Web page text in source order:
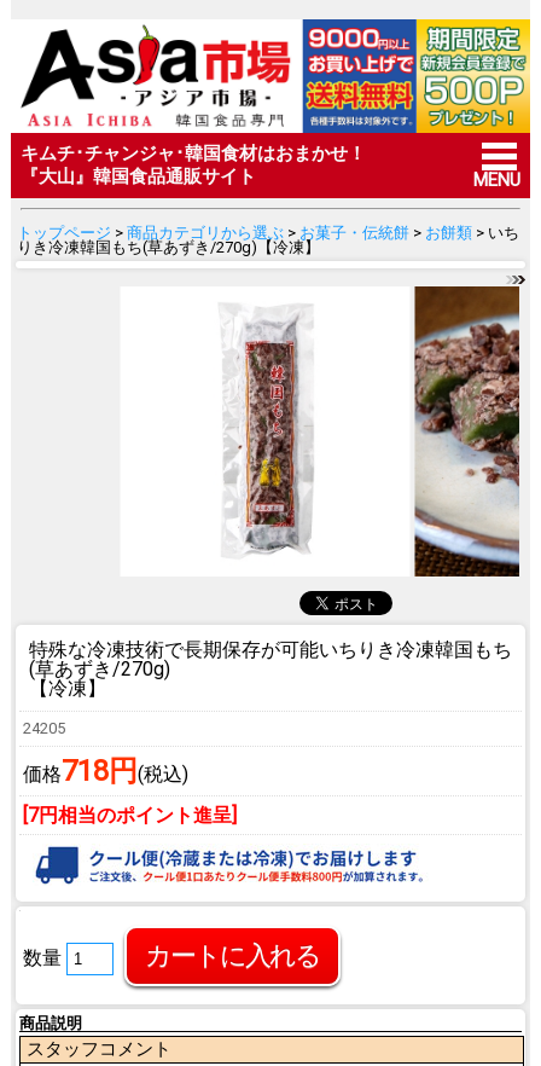
キムチ･チャンジャ･韓国食材はおまかせ！
『大山』韓国食品通販サイト
MENU
トップページ > 商品カテゴリから選ぶ> お菓子・伝統餅> お餅類> いち
りき冷凍韓国もち(草あずき/270g)【冷凍】
特殊な冷凍技術で長期保存が可能いちりき冷凍韓国もち
(草あずき/270g)
【冷凍】
24205
価格718円 (税込)
[7円相当のポイント進呈]
数量
商品説明
スタッフコメント